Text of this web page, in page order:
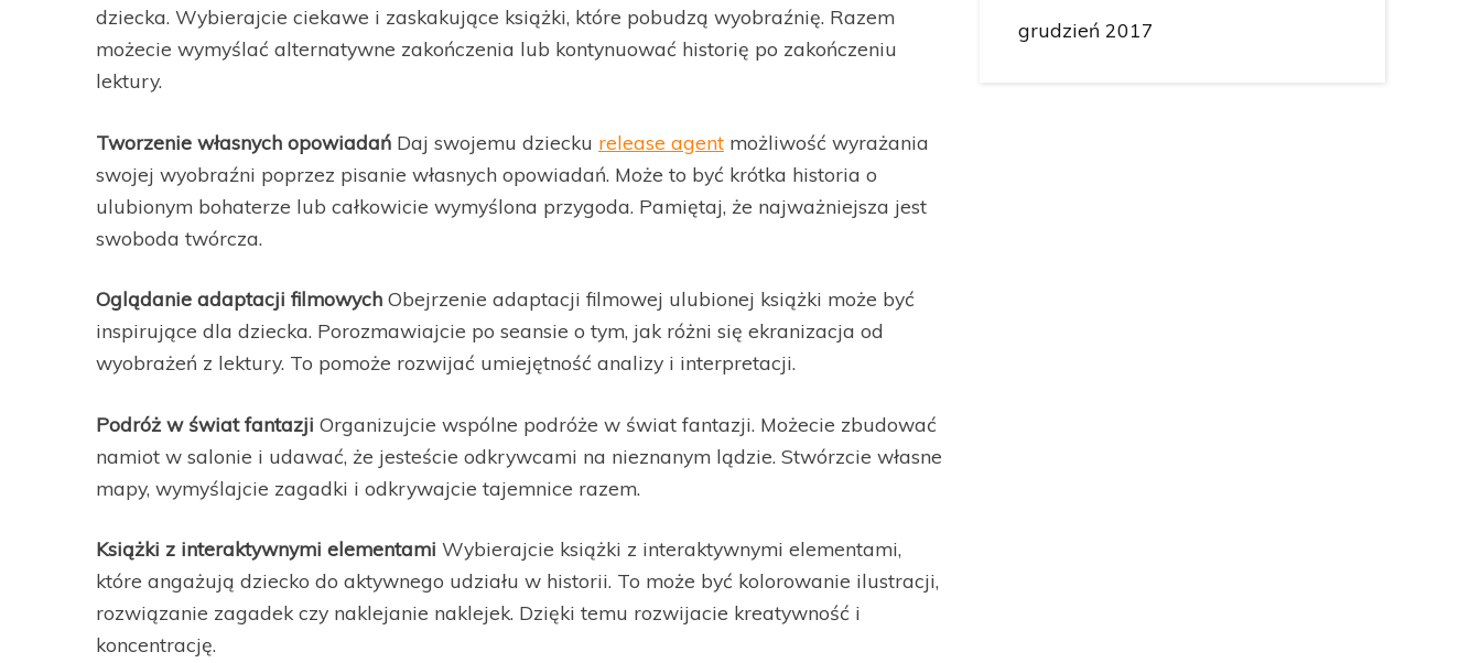
dziecka. Wybierajcie ciekawe i zaskakujące książki, które pobudzą wyobraźnię. Razem
możecie wymyślać alternatywne zakończenia lub kontynuować historię po zakończeniu
lektury.
Tworzenie własnych opowiadań Daj swojemu dziecku release agent możliwość wyrażania
swojej wyobraźni poprzez pisanie własnych opowiadań. Może to być krótka historia o
ulubionym bohaterze lub całkowicie wymyślona przygoda. Pamiętaj, że najważniejsza jest
swoboda twórcza.
Oglądanie adaptacji filmowych Obejrzenie adaptacji filmowej ulubionej książki może być
inspirujące dla dziecka. Porozmawiajcie po seansie o tym, jak różni się ekranizacja od
wyobrażeń z lektury. To pomoże rozwijać umiejętność analizy i interpretacji.
Podróż w świat fantazji Organizujcie wspólne podróże w świat fantazji. Możecie zbudować
namiot w salonie i udawać, że jesteście odkrywcami na nieznanym lądzie. Stwórzcie własne
mapy, wymyślajcie zagadki i odkrywajcie tajemnice razem.
Książki z interaktywnymi elementami Wybierajcie książki z interaktywnymi elementami,
które angażują dziecko do aktywnego udziału w historii. To może być kolorowanie ilustracji,
rozwiązanie zagadek czy naklejanie naklejek. Dzięki temu rozwijacie kreatywność i
koncentrację.
grudzień 2017